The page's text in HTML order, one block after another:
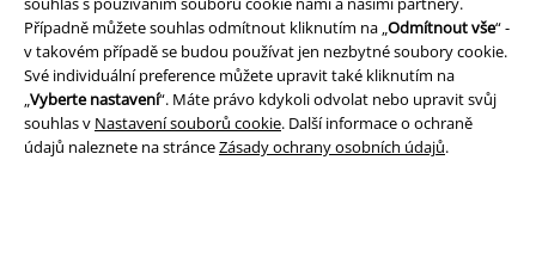
Případně můžete souhlas odmítnout kliknutím na „Odmítnout vše“ -
v takovém případě se budou používat jen nezbytné soubory cookie.
Své individuální preference můžete upravit také kliknutím na
„Vyberte nastavení“. Máte právo kdykoli odvolat nebo upravit svůj
souhlas v Nastavení souborů cookie. Další informace o ochraně
údajů naleznete na stránceZásady ochrany osobních údajů.
Staňte se součástí komunity!